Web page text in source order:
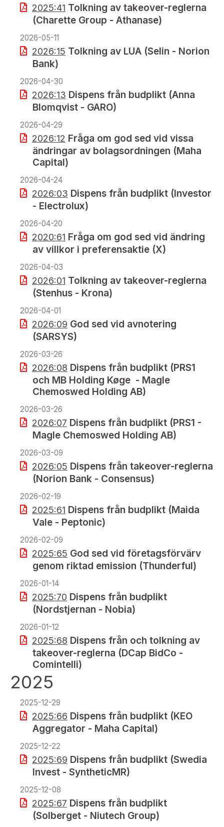
2025:41 Tolkning av takeover-reglerna
(Charette Group - Athanase)
2026-05-11
2026:15 Tolkning av LUA (Selin - Norion
Bank)
2026-04-30
2026:13 Dispens från budplikt (Anna
Blomqvist - GARO)
2026-04-29
2026:12 Fråga om god sed vid vissa
ändringar av bolagsordningen (Maha
Capital)
2026-04-24
2026:03 Dispens från budplikt (Investor
- Electrolux)
2026-04-20
2020:61 Fråga om god sed vid ändring
av villkor i preferensaktie (X)
2026-04-03
2026:01 Tolkning av takeover-reglerna
(Stenhus - Krona)
2026-04-01
2026:09 God sed vid avnotering
(SARSYS)
2026-03-26
2026:08 Dispens från budplikt (PRS1
och MB Holding Køge - Magle
Chemoswed Holding AB)
2026-03-26
2026:07 Dispens från budplikt (PRS1 -
Magle Chemoswed Holding AB)
2026-03-09
2026:05 Dispens från takeover-reglerna
(Norion Bank - Consensus)
2026-02-19
2025:61 Dispens från budplikt (Maida
Vale - Peptonic)
2026-02-09
2025:65 God sed vid företagsförvärv
genom riktad emission (Thunderful)
2026-01-14
2025:70 Dispens från budplikt
(Nordstjernan - Nobia)
2026-01-12
2025:68 Dispens från och tolkning av
takeover-reglerna (DCap BidCo -
Comintelli)
2025
2025-12-29
2025:66 Dispens från budplikt (KEO
Aggregator - Maha Capital)
2025-12-22
2025:69 Dispens från budplikt (Swedia
Invest - SyntheticMR)
2025-12-08
2025:67 Dispens från budplikt
(Solberget - Niutech Group)